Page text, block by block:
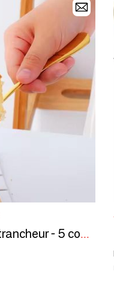
Pelle à tarte / pizza avec trancheur - 5 couleurs disponibles